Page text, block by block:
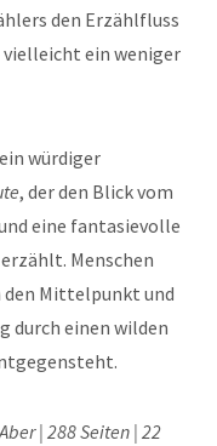
den Erzählfluss
ein weniger
würdiger
, der den Blick vom
eine fantasievolle
Menschen
den Mittelpunkt und
durch einen wilden
| 288 Seiten | 22